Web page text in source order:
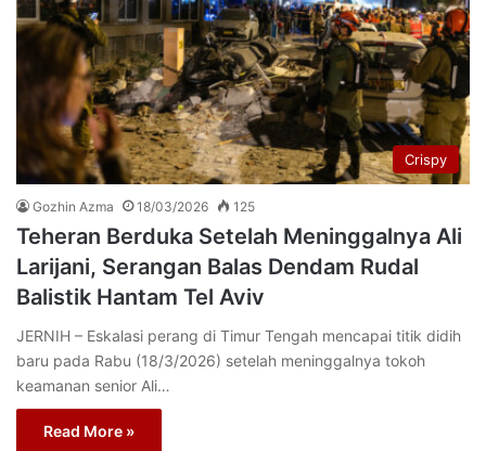
Crispy
Gozhin Azma 18/03/2026 125
Teheran Berduka Setelah Meninggalnya Ali
Larijani, Serangan Balas Dendam Rudal
Balistik Hantam Tel Aviv
JERNIH – Eskalasi perang di Timur Tengah mencapai titik didih
baru pada Rabu (18/3/2026) setelah meninggalnya tokoh
keamanan senior Ali…
Read More »